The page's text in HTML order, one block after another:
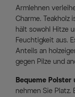
Armlehnen
Charme.
hält sowohl Hitze
Feuchtigkeit aus.
Anteils an
gegen Pilze und
Bequeme Polster
nehmen Sie Platz.